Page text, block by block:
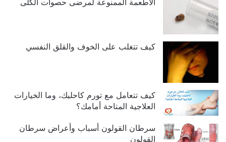
كيف تتغلب على الخوف والقلق النفسي
كيف تتعامل مع تورم كاحليك، وما الخيارات
العلاجية المتاحة أمامك؟
سرطان القولون أسباب وأعراض سرطان